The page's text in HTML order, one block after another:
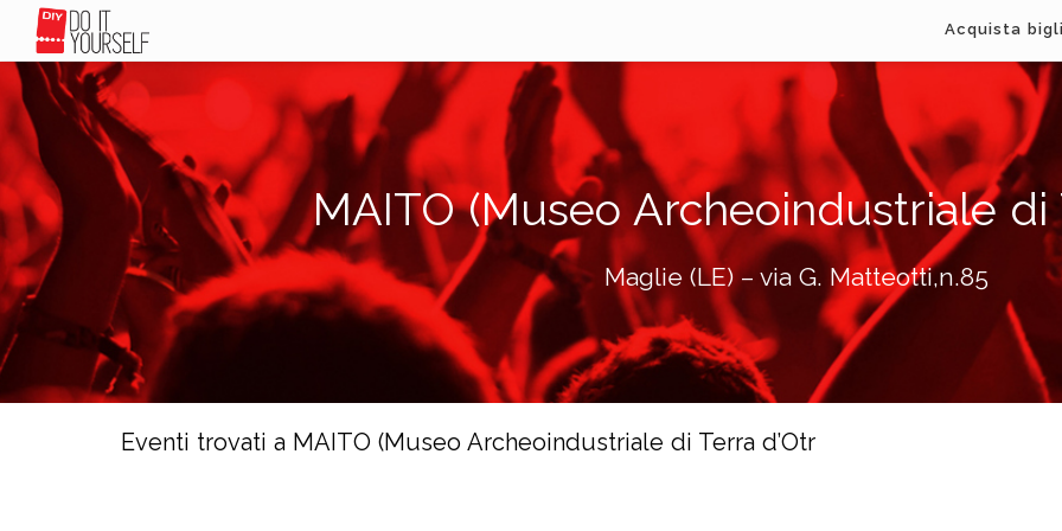
Acquista
MAITO (Museo Archeoindustriale di
Maglie (LE) – via G. Matteotti,n.85
Eventi trovati a MAITO (Museo Archeoindustriale di Terra d’Otr